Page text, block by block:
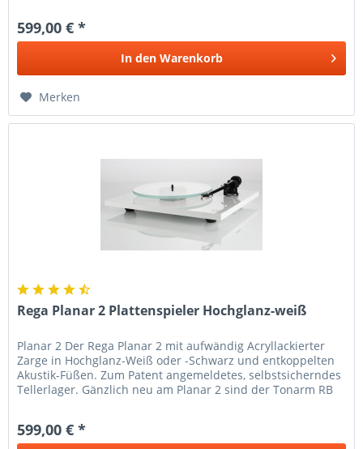
599,00 € *
In den Warenkorb
Merken
Rega Planar 2 Plattenspieler Hochglanz-weiß
Planar 2 Der Rega Planar 2 mit aufwändig Acryllackierter
Zarge in Hochglanz-Weiß oder -Schwarz und entkoppelten
Akustik-Füßen. Zum Patent angemeldetes, selbstsicherndes
Tellerlager. Gänzlich neu am Planar 2 sind der Tonarm RB
599,00 € *